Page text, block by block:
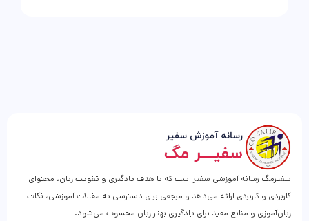
سفیرمگ رسانه آموزشی سفیر است که با هدف یادگیری و تقویت زبان، محتوای
کاربردی و کاربردی ارائه می‌دهد و مرجعی برای دسترسی به مقالات آموزشی، نکات
زبان‌آموزی و منابع مفید برای یادگیری بهتر زبان محسوب می‌شود.